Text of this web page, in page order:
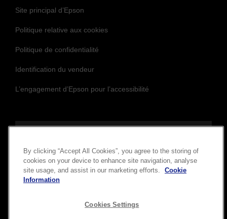
Site principal d’Epson
Politique relative aux cookies
Politique de confidentialité
Identification du vendeur
L’engagement d’Epson pour l’accessibilité
Suivez-nous
By clicking “Accept All Cookies”, you agree to the storing of
cookies on your device to enhance site navigation, analyse
site usage, and assist in our marketing efforts.
Cookie
Information
Cookies Settings